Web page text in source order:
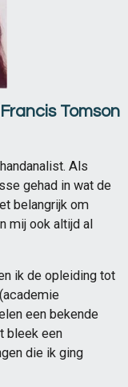
Tomson
Als
gehad in wat de
belangrijk om
mij ook altijd al
ik de opleiding tot
(academie
een bekende
bleek een
die ik ging